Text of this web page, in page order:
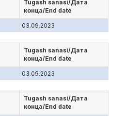
Tugash sanasi/Дата
конца/End date
03.09.2023
Tugash sanasi/Дата
конца/End date
03.09.2023
Tugash sanasi/Дата
конца/End date